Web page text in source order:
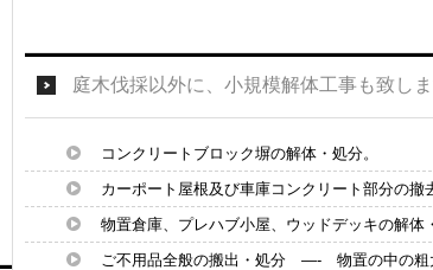
庭木伐採以外に、小規模解体工事も致し
コンクリートブロック塀の解体・処分。
カーポート屋根及び車庫コンクリート部分の撤
物置倉庫、プレハブ小屋、ウッドデッキの解体
ご不用品全般の搬出・処分 —- 物置の中の粗